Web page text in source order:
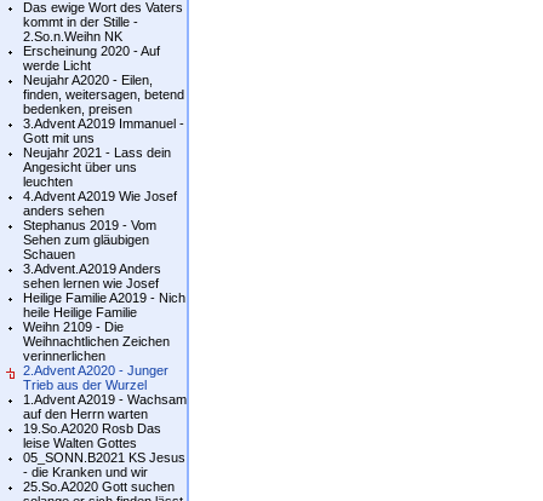
Das ewige Wort des Vaters
kommt in der Stille -
2.So.n.Weihn NK
Erscheinung 2020 - Auf
werde Licht
Neujahr A2020 - Eilen,
finden, weitersagen, betend
bedenken, preisen
3.Advent A2019 Immanuel -
Gott mit uns
Neujahr 2021 - Lass dein
Angesicht über uns
leuchten
4.Advent A2019 Wie Josef
anders sehen
Stephanus 2019 - Vom
Sehen zum gläubigen
Schauen
3.Advent.A2019 Anders
sehen lernen wie Josef
Heilige Familie A2019 - Nich
heile Heilige Familie
Weihn 2109 - Die
Weihnachtlichen Zeichen
verinnerlichen
2.Advent A2020 - Junger
Trieb aus der Wurzel
1.Advent A2019 - Wachsam
auf den Herrn warten
19.So.A2020 Rosb Das
leise Walten Gottes
05_SONN.B2021 KS Jesus
- die Kranken und wir
25.So.A2020 Gott suchen